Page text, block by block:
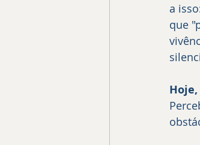
a
que